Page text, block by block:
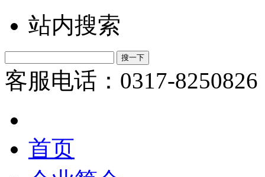
站内搜索
客服电话：0317-8250826
首页